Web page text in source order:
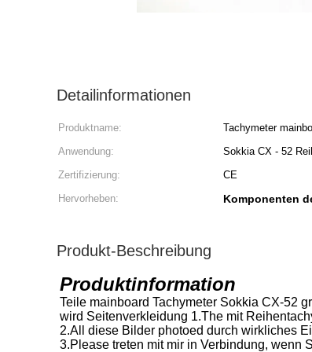
Detailinformationen
Produktname: Tachymeter
Anwendung:
Sokkia CX - 52
Zertifizierung:
CE
Hervorheben:
Komponenten
Produkt-Beschreibung
Produktinformation
Teile mainboard Tachymeter Sokkia CX-52
wird Seitenverkleidung 1.The mit
2.All diese Bilder photoed durch wirkliches
3.Please treten mit mir in Verbindung, wenn